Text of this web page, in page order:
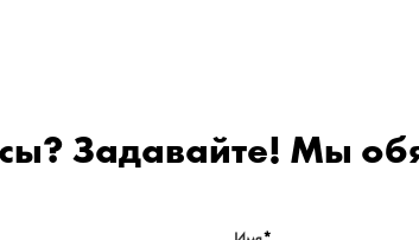
Задавайте! Мы